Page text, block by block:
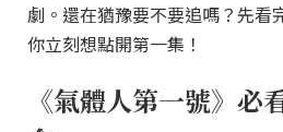
劇。還在猶豫要不要追嗎？先看
你立刻想點開第一集！
《氣體人第一號》必